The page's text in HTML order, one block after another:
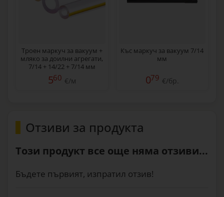
Троен маркуч за вакуум +
мляко за доилни агрегати,
7/14 + 14/22 + 7/14 мм
560 €/м
Къс маркуч за вакуум 7/14
мм
079 €/бр.
Отзиви за продукта
Този продукт все още няма отзиви...
Бъдете първият, изпратил отзив!